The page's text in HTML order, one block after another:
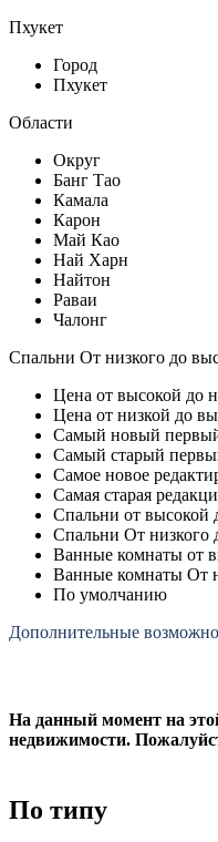
Пхукет
Город
Пхукет
Области
Округ
Банг Тао
Камала
Карон
Май Као
Най Харн
Найтон
Раваи
Чалонг
Спальни От низкого до
Цена от высокой до
Цена от низкой до
Самый новый
Самый старый
Самое новое
Самая старая
Спальни от высокой
Спальни От низкого
Ванные комнаты от
Ванные комнаты От
По умолчанию
Дополнительные
На данный момент на
недвижимости.
По типу